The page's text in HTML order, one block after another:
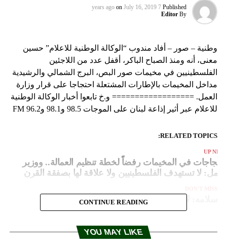
Published
7 years ago
on July 16, 2019
By
Editor
وطنية – صور – أفاد مندوب “الوكالة الوطنية للاعلام” حسين
معنى، أنه ومنذ الصباح الباكر، أقفل عدد من اللاجئين
الفلسطينيين في مخيمات صور البص، البرج الشمالي والرشيدية
مداخل المخيمات بالإطارات المشتعلة احتجاجا على قرار وزارة
العمل. ================== و.خ تابعوا أخبار الوكالة الوطنية
للاعلام عبر أثير إذاعة لبنان على الموجات 98.5 و98.1 و96.2 FM
RELATED TOPICS:
UP
في المخيمات رفضاً لخطة تنظيم العمالة.. ووزير
لا تستهدف الفلسطينيين ولا علاقة لها بصفقة القرن
سلامه: لا جدوى من الاصطفافات الخارجية
CONTINUE READING
YOU MAY LIKE